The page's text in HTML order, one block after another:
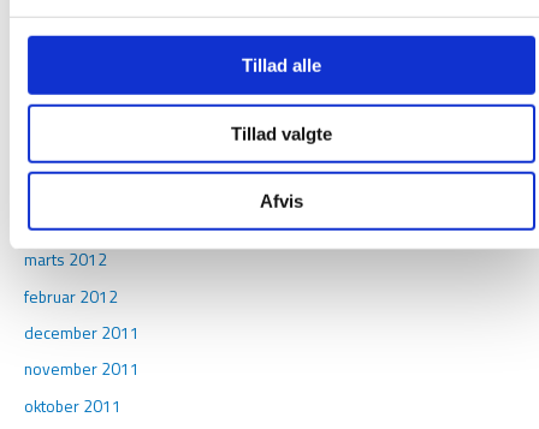
Tillad alle
Tillad valgte
Afvis
marts 2013
oktober 2012
april 2012
marts 2012
februar 2012
december 2011
november 2011
oktober 2011